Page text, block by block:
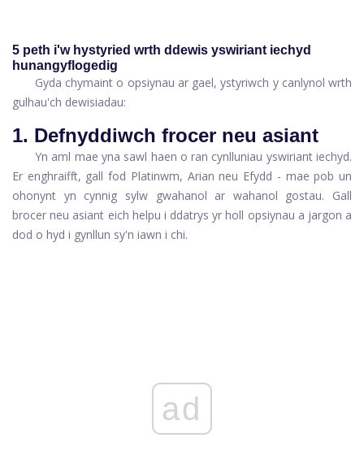
5 peth i'w hystyried wrth ddewis yswiriant iechyd
hunangyflogedig
Gyda chymaint o opsiynau ar gael, ystyriwch y canlynol wrth
gulhau'ch dewisiadau:
1. Defnyddiwch frocer neu asiant
Yn aml mae yna sawl haen o ran cynlluniau yswiriant iechyd.
Er enghraifft, gall fod Platinwm, Arian neu Efydd - mae pob un
ohonynt yn cynnig sylw gwahanol ar wahanol gostau. Gall
brocer neu asiant eich helpu i ddatrys yr holl opsiynau a jargon a
dod o hyd i gynllun sy'n iawn i chi.
ad